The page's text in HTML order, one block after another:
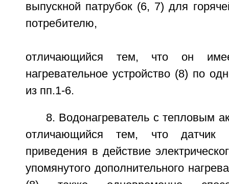
выпускной патрубок (6, 7) для
потребителю,
отличающийся тем, что он
нагревательное устройство (8) по
из пп.1-6.
8. Водонагреватель с тепловым
отличающийся тем, что
приведения в действие
упомянутого дополнительного